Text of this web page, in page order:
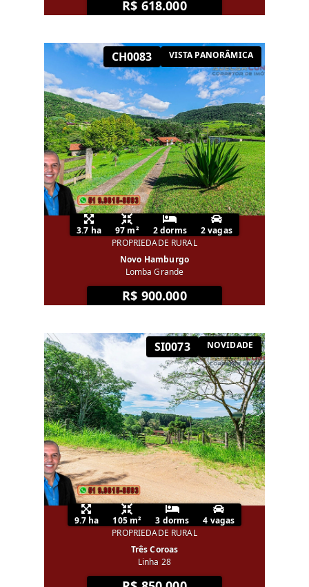
R$ 618.000
CH0083 VISTA PANORÂMICA
3.7 ha 97 m² 2 dorms
2 vagas
PROPRIEDADE RURAL
Novo Hamburgo
Lomba Grande
R$ 900.000
SI0073 NOVIDADE
9.7 ha 105 m² 3 dorms
4 vagas
PROPRIEDADE RURAL
Três Coroas
Linha 28